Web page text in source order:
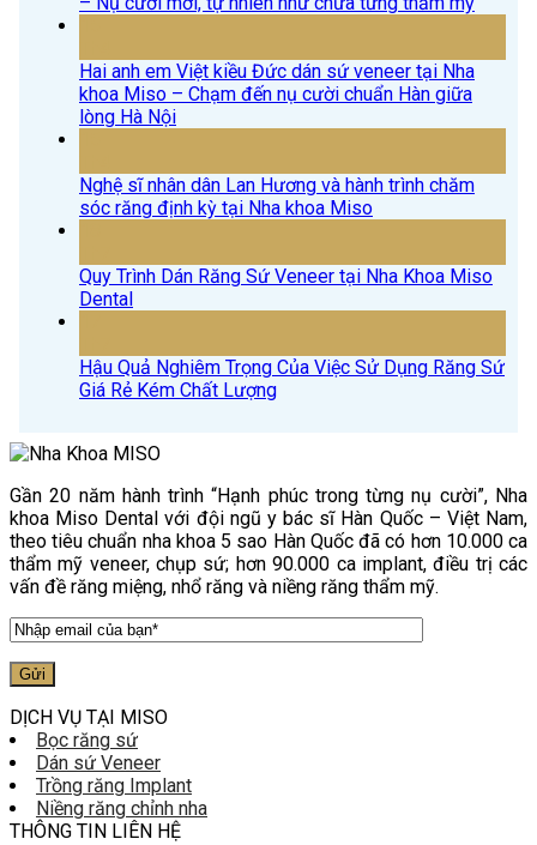
Hai anh em Việt kiều Đức dán sứ veneer tại Nha
khoa Miso – Chạm đến nụ cười chuẩn Hàn giữa
lòng Hà Nội
Nghệ sĩ nhân dân Lan Hương và hành trình chăm
sóc răng định kỳ tại Nha khoa Miso
Quy Trình Dán Răng Sứ Veneer tại Nha Khoa Miso
Dental
Hậu Quả Nghiêm Trọng Của Việc Sử Dụng Răng Sứ
Giá Rẻ Kém Chất Lượng
Gần 20 năm hành trình “Hạnh phúc trong từng nụ cười”, Nha
khoa Miso Dental với đội ngũ y bác sĩ Hàn Quốc – Việt Nam,
theo tiêu chuẩn nha khoa 5 sao Hàn Quốc đã có hơn 10.000 ca
thẩm mỹ veneer, chụp sứ; hơn 90.000 ca implant, điều trị các
vấn đề răng miệng, nhổ răng và niềng răng thẩm mỹ.
DỊCH VỤ TẠI MISO
Bọc răng sứ
Dán sứ Veneer
Trồng răng Implant
Niềng răng chỉnh nha
THÔNG TIN LIÊN HỆ